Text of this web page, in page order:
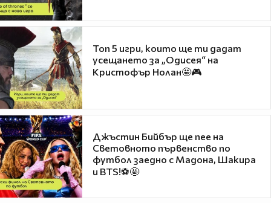
Топ 5 игри, които ще ти дадат
усещането за „Одисея“ на
Кристофър Нолан🤩🎮
Джъстин Бийбър ще пее на
Световното първенство по
футбол заедно с Мадона, Шакира
и BTS!⚽🤩